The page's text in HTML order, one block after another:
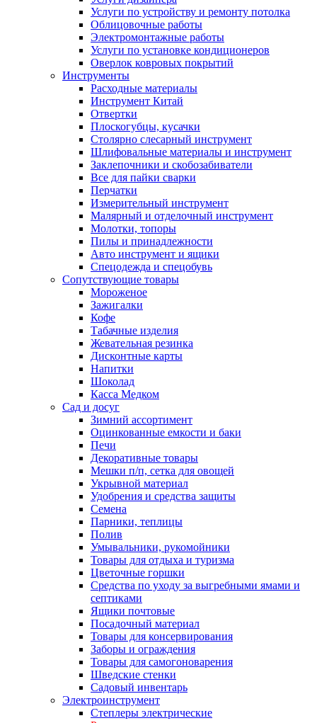
Услуги по устройству и ремонту потолка
Облицовочные работы
Электромонтажные работы
Услуги по установке кондиционеров
Оверлок ковровых покрытий
Инструменты
Расходные материалы
Инструмент Китай
Отвертки
Плоскогубцы, кусачки
Столярно слесарный инструмент
Шлифовальные материалы и инструмент
Заклепочники и скобозабиватели
Все для пайки сварки
Перчатки
Измерительный инструмент
Малярный и отделочный инструмент
Молотки, топоры
Пилы и принадлежности
Авто инструмент и ящики
Спецодежда и спецобувь
Сопутствующие товары
Мороженое
Зажигалки
Кофе
Табачные изделия
Жевательная резинка
Дисконтные карты
Напитки
Шоколад
Касса Медком
Сад и досуг
Зимний ассортимент
Оцинкованные емкости и баки
Печи
Декоративные товары
Мешки п/п, сетка для овощей
Укрывной материал
Удобрения и средства защиты
Семена
Парники, теплицы
Полив
Умывальники, рукомойники
Товары для отдыха и туризма
Цветочные горшки
Средства по уходу за выгребными ямами и
септиками
Ящики почтовые
Посадочный материал
Товары для консервирования
Заборы и ограждения
Товары для самогоноварения
Шведские стенки
Садовый инвентарь
Электроинструмент
Степлеры электрические